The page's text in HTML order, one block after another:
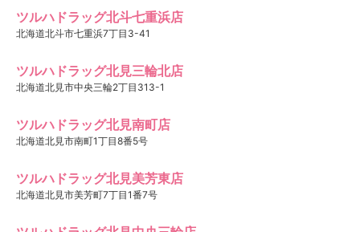
ツルハドラッグ北斗七重浜店
北海道北斗市七重浜7丁目3-41
ツルハドラッグ北見三輪北店
北海道北見市中央三輪2丁目313-1
ツルハドラッグ北見南町店
北海道北見市南町1丁目8番5号
ツルハドラッグ北見美芳東店
北海道北見市美芳町7丁目1番7号